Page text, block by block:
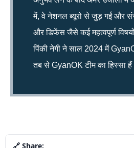
में, वे नेशनल ब्यूरो से जुड़ गईं और
और डिफेंस जैसे कई महत्वपूर्ण विषयों
पिंकी नेगी ने साल 2024 में
तब से GyanOK टीम का हिस्सा
🔗 Share: